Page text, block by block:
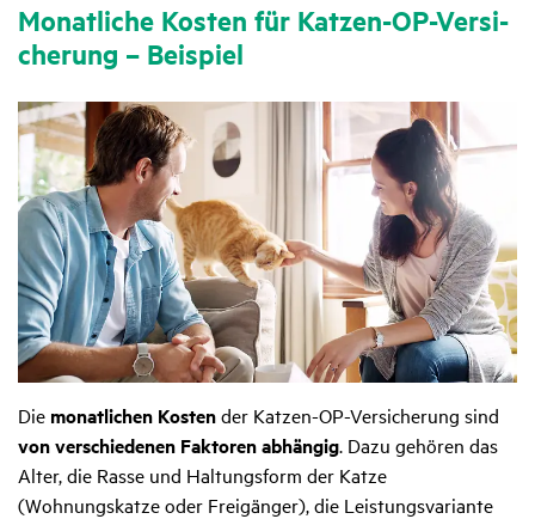
Monat­liche Kosten für Katzen-OP-Versi­
che­rung – Beispiel
Die monatlichen Kostender Katzen-OP-Versicherung sind
von verschiedenen Faktoren abhängig. Dazu gehören das
Alter, die Rasse und Haltungsform der Katze
(Wohnungskatze oder Freigänger), die Leistungsvariante